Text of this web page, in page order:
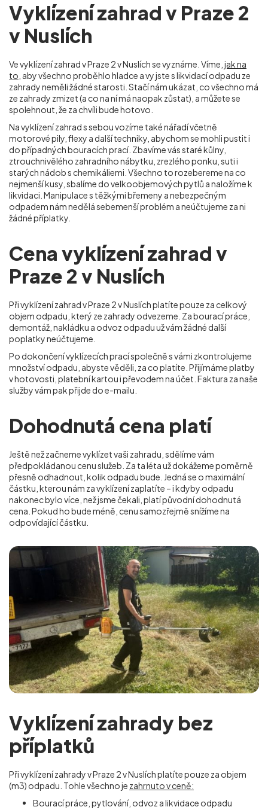
Vyklízení zahrad v Praze 2
v Nuslích
Ve vyklízení zahrad v Praze 2 v Nuslíchse vyznáme. Víme, jak na
to , aby všechno proběhlo hladce a vy jste s likvidací odpadu ze
zahrady neměli žádné starosti. Stačí nám ukázat, co všechno má
ze zahrady zmizet (a co na ní má naopak zůstat), a můžete se
spolehnout, že za chvíli bude hotovo.
Na vyklízení zahrad s sebou vozíme také nářadí včetně
motorové pily, flexy a další techniky, abychom se mohli pustit i
do případných bouracích prací. Zbavíme vás staré kůlny,
ztrouchnivělého zahradního nábytku, zrezlého ponku, suti i
starých nádob s chemikáliemi. Všechno to rozebereme na co
nejmenší kusy, sbalíme do velkoobjemových pytlů a naložíme k
likvidaci. Manipulace s těžkými břemeny a nebezpečným
odpadem nám nedělá sebemenší problém a neúčtujeme za ni
žádné příplatky.
Cena vyklízení zahrad v
Praze 2 v Nuslích
Při vyklízení zahrad v Praze 2 v Nuslíchplatíte pouze za celkový
objem odpadu, který ze zahrady odvezeme. Za bourací práce,
demontáž, nakládku a odvoz odpadu už vám žádné další
poplatky neúčtujeme.
Po dokončení vyklízecích prací společně s vámi zkontrolujeme
množství odpadu, abyste věděli, za co platíte. Přijímáme platby
v hotovosti, platební kartou i převodem na účet. Faktura za naše
služby vám pak přijde do e-mailu.
Dohodnutá cena platí
Ještě než začneme vyklízet vaši zahradu, sdělíme vám
předpokládanou cenu služeb. Za ta léta už dokážeme poměrně
přesně odhadnout, kolik odpadu bude. Jedná se o maximální
částku, kterou nám za vyklízení zaplatíte – i kdyby odpadu
nakonec bylo více, než jsme čekali, platí původní dohodnutá
cena. Pokud ho bude méně, cenu samozřejmě snížíme na
odpovídající částku.
Vyklízení zahrady bez
příplatků
Při vyklízení zahrady v Praze 2 v Nuslíchplatíte pouze za objem
(m3) odpadu. Tohle všechno je zahrnuto v ceně:
Bourací práce, pytlování, odvoz a likvidace odpadu